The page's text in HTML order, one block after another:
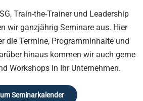
Train-the-Trainer und Leadership
wir ganzjährig Seminare aus. Hier
die Termine, Programminhalte und
hinaus kommen wir auch gerne
Workshops in Ihr Unternehmen.
Seminarkalender